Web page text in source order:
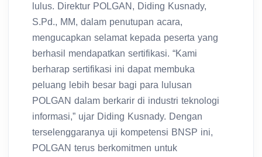
lulus. Direktur POLGAN, Diding Kusnady,
S.Pd., MM, dalam penutupan acara,
mengucapkan selamat kepada peserta yang
berhasil mendapatkan sertifikasi. “Kami
berharap sertifikasi ini dapat membuka
peluang lebih besar bagi para lulusan
POLGAN dalam berkarir di industri teknologi
informasi,” ujar Diding Kusnady. Dengan
terselenggaranya uji kompetensi BNSP ini,
POLGAN terus berkomitmen untuk